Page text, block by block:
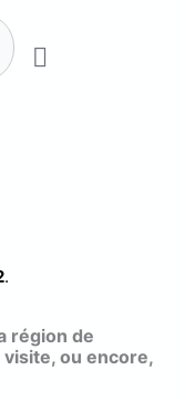
.
région de
ou encore,